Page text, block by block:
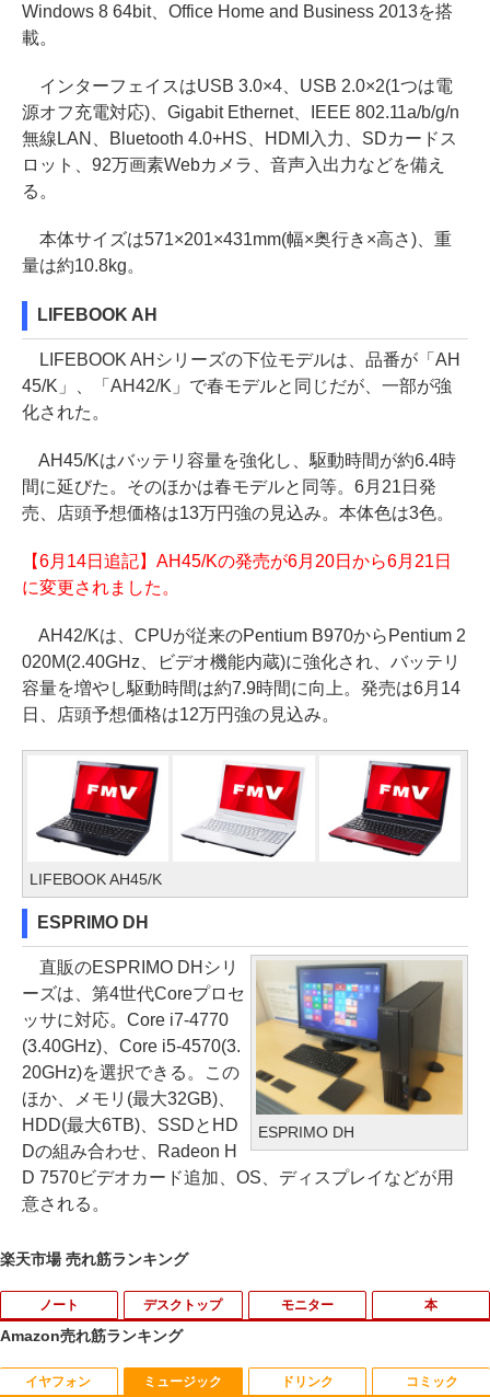
Windows 8 64bit、Office Home and Business 2013を搭
載。
インターフェイスはUSB 3.0×4、USB 2.0×2(1つは電
源オフ充電対応)、Gigabit Ethernet、IEEE 802.11a/b/g/n
無線LAN、Bluetooth 4.0+HS、HDMI入力、SDカードス
ロット、92万画素Webカメラ、音声入出力などを備え
る。
本体サイズは571×201×431mm(幅×奥行き×高さ)、重
量は約10.8kg。
LIFEBOOK AH
LIFEBOOK AHシリーズの下位モデルは、品番が「AH
45/K」、「AH42/K」で春モデルと同じだが、一部が強
化された。
AH45/Kはバッテリ容量を強化し、駆動時間が約6.4時
間に延びた。そのほかは春モデルと同等。6月21日発
売、店頭予想価格は13万円強の見込み。本体色は3色。
【6月14日追記】AH45/Kの発売が6月20日から6月21日
に変更されました。
AH42/Kは、CPUが従来のPentium B970からPentium 2
020M(2.40GHz、ビデオ機能内蔵)に強化され、バッテリ
容量を増やし駆動時間は約7.9時間に向上。発売は6月14
日、店頭予想価格は12万円強の見込み。
LIFEBOOK AH45/K
ESPRIMO DH
ESPRIMO DH
直販のESPRIMO DHシリ
ーズは、第4世代Coreプロセ
ッサに対応。Core i7-4770
(3.40GHz)、Core i5-4570(3.
20GHz)を選択できる。この
ほか、メモリ(最大32GB)、
HDD(最大6TB)、SSDとHD
Dの組み合わせ、Radeon H
D 7570ビデオカード追加、OS、ディスプレイなどが用
意される。
楽天市場 売れ筋ランキング
ノート
バッファロー HD-LE4U3-BB USB3.2(Ge
デスクトップ
【★最大100%ポイント】おまかせ 中古
モニター
HP ProDisplay P19A 19インチ スクエア
本
【予約商品】嘘喰い コミック 全巻セット
Amazon売れ筋ランキング
イヤフォン ミュージック ドリンク コミック